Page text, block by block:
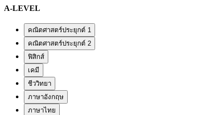
A-LEVEL
คณิตศาสตร์ประยุกต์ 1
คณิตศาสตร์ประยุกต์ 2
ฟิสิกส์
เคมี
ชีววิทยา
ภาษาอังกฤษ
ภาษาไทย